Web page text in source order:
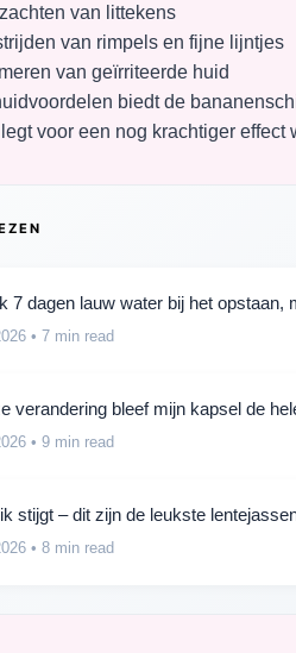
van littekens
van rimpels en fijne lijntjes
van geïrriteerde huid
biedt de
voor een nog krachtiger
7 dagen lauw water bij het opstaan,
• 7 min read
verandering bleef mijn kapsel de
• 9 min read
stijgt – dit zijn de leukste
• 8 min read